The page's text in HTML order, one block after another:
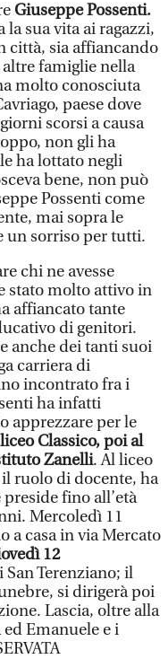
Giuseppe Possenti.
sua vita ai ragazzi,
città, sia affiancando
famiglie nella
molto conosciuta
paese dove
scorsi a causa
non gli ha
ha lottato negli
bene, non può
Possenti come
mai sopra le
un sorriso per tutti.
chi ne avesse
stato molto attivo in
affiancato tante
di genitori.
anche dei tanti suoi
carriera di
incontrato fra i
ha infatti
apprezzare per le
Classico, poi al
Zanelli. Al liceo
ruolo di docente, ha
fino all’età
Mercoledì 11
a casa in via Mercato
12
San Terenziano; il
si dirigerà poi
Lascia, oltre alla
Emanuele e i